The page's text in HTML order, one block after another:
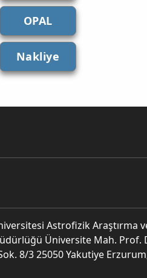
OPAL
Nakliye
Astrofizik Araştırma
Üniversite Mah. Prof.
8/3 25050 Yakutiye Erzurum,